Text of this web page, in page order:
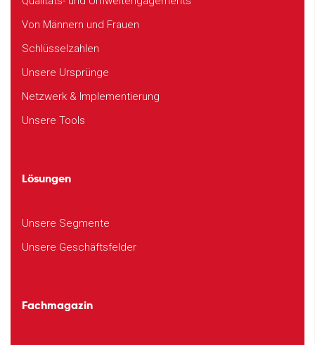
Von Männern und Frauen
Schlüsselzahlen
Unsere Ursprünge
Netzwerk & Implementierung
Unsere Tools
Lösungen
Unsere Segmente
Unsere Geschäftsfelder
Fachmagazin